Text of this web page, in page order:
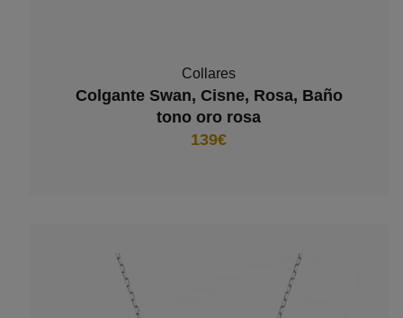
Collares
Colgante Swan, Cisne, Rosa, Baño
tono oro rosa
139€